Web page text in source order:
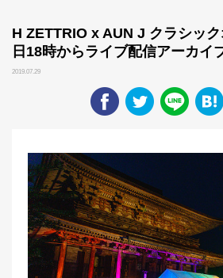
H ZETTRIO x AUN J クラシッ
日18時からライブ配信アーカイ
2019.07.29